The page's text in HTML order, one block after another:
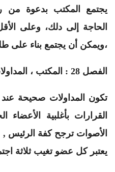
يجتمع المكتب بدعوة من
الحاجة إلى دلك، وعلى
،ويمكن أن يجتمع بناء على
الفصل 28 : المكتب ، المداولات
تكون المداولات صحيحة
القرارات بأغلبية
الأصوات ترجح كفة الرئيس ,
يعتبر كل عضو تغيب ثلاثة